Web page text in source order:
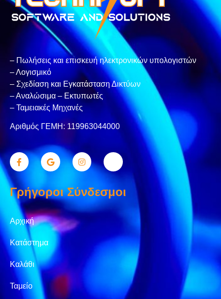
– Πωλήσεις και επισκευή ηλεκτρονικών υπολογιστών
– Λογισμικό
– Σχεδίαση και Εγκατάσταση Δικτύων
– Αναλώσιμα – Εκτυπωτές
– Ταμειακές Μηχανές
Αριθμός ΓΕΜΗ: 119963044000
Γρήγοροι Σύνδεσμοι
Αρχική
Κατάστημα
Καλάθι
Ταμείο